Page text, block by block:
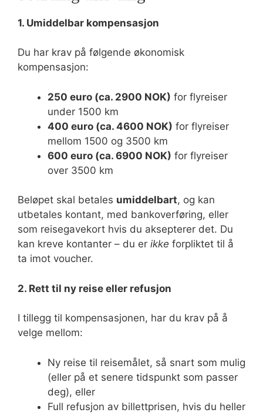
1. Umiddelbar kompensasjon
Du har krav på følgende økonomisk
kompensasjon:
250 euro (ca. 2900 NOK) for flyreiser
under 1500 km
400 euro (ca. 4600 NOK) for flyreiser
mellom 1500 og 3500 km
600 euro (ca. 6900 NOK) for flyreiser
over 3500 km
Beløpet skal betales umiddelbart, og kan
utbetales kontant, med bankoverføring, eller
som reisegavekort hvis du aksepterer det. Du
kan kreve kontanter – du er ikke forpliktet til å
ta imot voucher.
2. Rett til ny reise eller refusjon
I tillegg til kompensasjonen, har du krav på å
velge mellom:
Ny reise til reisemålet, så snart som mulig
(eller på et senere tidspunkt som passer
deg), eller
Full refusjon av billettprisen, hvis du heller